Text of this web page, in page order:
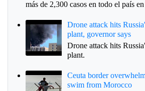
más de 2,300 casos en todo el país
Drone attack hits
plant, governor says
Drone attack hits
plant.
Ceuta border
swim from Morocco